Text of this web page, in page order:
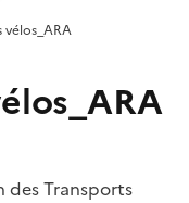
des Transports